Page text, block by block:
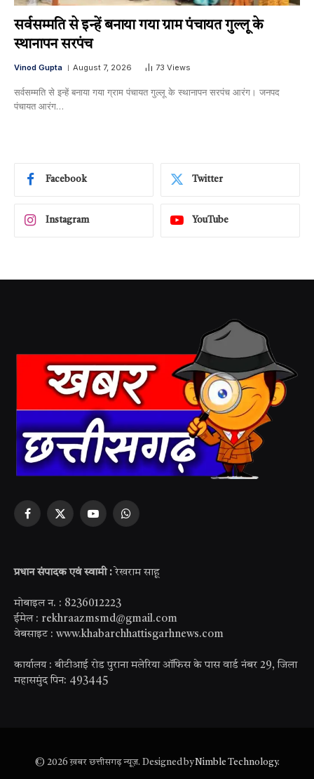
सर्वसम्मति से इन्हें बनाया गया ग्राम पंचायत गुल्लू के
स्थानापन सरपंच
Vinod Gupta August 7, 2026 73 Views
सर्वसम्मति से इन्हें बनाया गया ग्राम पंचायत गुल्लू के स्थानापन सरपंच आरंग। जनपद
पंचायत आरंग…
Facebook Twitter
Instagram YouTube
Facebook
X
YouTubeWhatsApp
प्रधान संपादक एवं स्वामी : रेखराम साहू
मोबाइल न. : 8236012223
ईमेल : rekhraazmsmd@gmail.com
वेबसाइट : www.khabarchhattisgarhnews.com
कार्यालय : बीटीआई रोड पुराना मलेरिया ऑफिस के पास वार्ड नंबर 29, जिला
महासमुंद पिन: 493445
© 2026 ख़बर छत्तीसगढ़ न्यूज़. Designed byNimble Technology.